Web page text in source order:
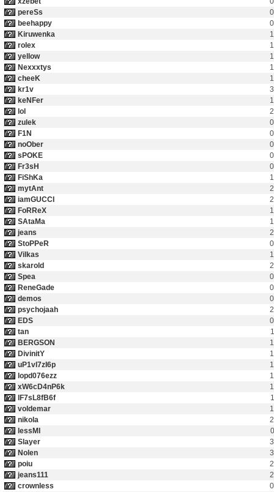
pereSs
beehappy
Kiruwenka
rolex
yellow
Nexxxtys
cheeK
kr1v
keNFer
lol
zulek
F1N
noOber
sPOKE
Fr3sH
FiShKa
mytAnt
iamGUCCI
FoRReX
SAtaMa
jeans
StoPPeR
Vilkas
skarold
Spea
ReneGade
demos
psychojaah
EDS
tan
BERGSON
DivinitY
uP1vI7zI6p
lopd076ezz
xW6cD4nP6k
lF7sL8fB6f
voldemar
nikola
lessMI
Slayer
Nolen
poiu
jeans111
crownless